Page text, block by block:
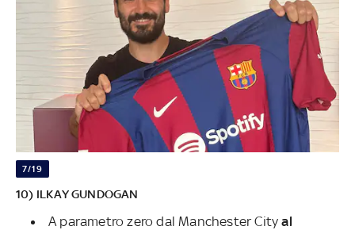
7/19
10) ILKAY GUNDOGAN
A parametro zero dal Manchester Cityal